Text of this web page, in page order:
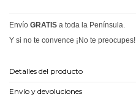
Envío GRATIS a toda la Península.
Y si no te convence ¡No te preocupes!
Detalles del producto
Envío y devoluciones